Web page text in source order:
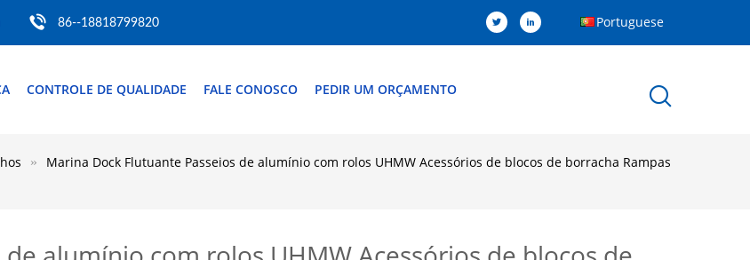
86--18818799820 Portuguese
CONTROLE DE QUALIDADE FALE CONOSCO PEDIR UM ORÇAMENTO
Marina Dock Flutuante Passeios de alumínio com rolos UHMW Acessórios de blocos de borracha Rampas